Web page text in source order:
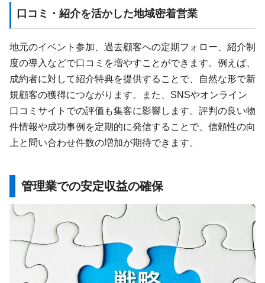
口コミ・紹介を活かした地域密着営業
地元のイベント参加、過去顧客への定期フォロー、紹介制
度の導入などで口コミを増やすことができます。例えば、
成約者に対して紹介特典を提供することで、自然な形で新
規顧客の獲得につながります。また、SNSやオンライン
口コミサイトでの評価も集客に影響します。評判の良い物
件情報や成功事例を定期的に発信することで、信頼性の向
上と問い合わせ件数の増加が期待できます。
管理業での安定収益の確保